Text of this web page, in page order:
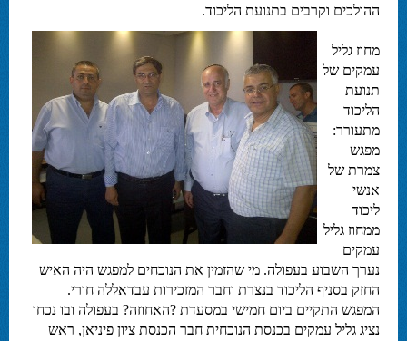
ההולכים וקרבים בתנועת הליכוד.
מחוז גליל
עמקים של
תנועת
הליכוד
מתעורר:
מפגש
צמרת של
אנשי
ליכוד
ממחוז גליל
עמקים
נערך השבוע בעפולה. מי שהזמין את הנוכחים למפגש היה האיש
החזק בסניף הליכוד בנצרת וחבר המזכירות עבדאללה חורי.
המפגש התקיים ביום חמישי במסעדת ?האחוזה? בעפולה ובו נכחו
נציג גליל עמקים בכנסת הנוכחית חבר הכנסת ציון פיניאן, ראש